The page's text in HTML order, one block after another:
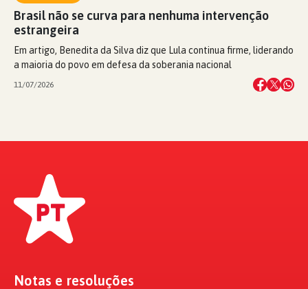
Brasil não se curva para nenhuma intervenção
estrangeira
Em artigo, Benedita da Silva diz que Lula continua firme, liderando
a maioria do povo em defesa da soberania nacional
11/07/2026
Notas e resoluções